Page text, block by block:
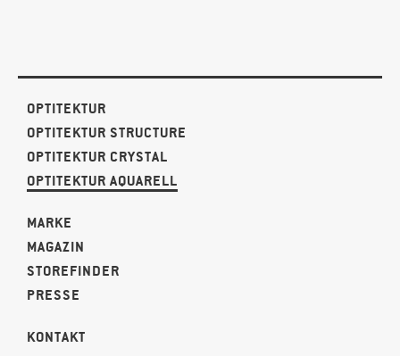
OPTITEKTUR
OPTITEKTUR STRUCTURE
OPTITEKTUR CRYSTAL
OPTITEKTUR AQUARELL
MARKE
MAGAZIN
STOREFINDER
PRESSE
KONTAKT